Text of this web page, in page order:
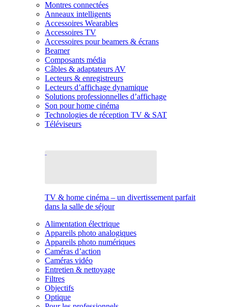
Montres connectées
Anneaux intelligents
Accessoires Wearables
Accessoires TV
Accessoires pour beamers & écrans
Beamer
Composants média
Câbles & adaptateurs AV
Lecteurs & enregistreurs
Lecteurs d’affichage dynamique
Solutions professionnelles d’affichage
Son pour home cinéma
Technologies de réception TV & SAT
Téléviseurs
TV & home cinéma – un divertissement parfait
dans la salle de séjour
Alimentation électrique
Appareils photo analogiques
Appareils photo numériques
Caméras d’action
Caméras vidéo
Entretien & nettoyage
Filtres
Objectifs
Optique